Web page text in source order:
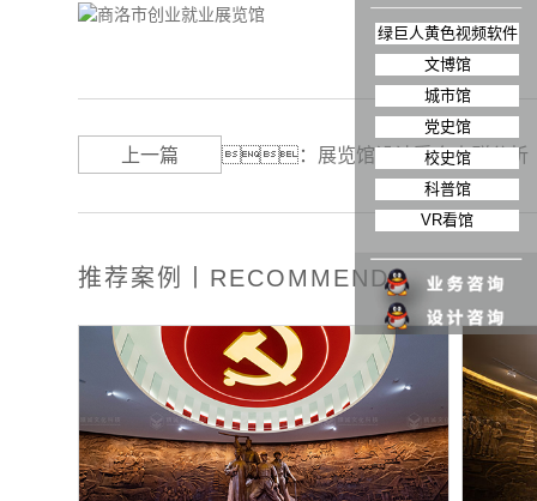
上一篇 ： 展览馆设计受众人群分析
推荐案例丨RECOMMEND
绿巨人黄色视频软件
文博馆
城市馆
党史馆
校史馆
科普馆
VR看馆